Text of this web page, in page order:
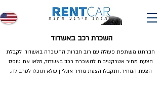
השכרת רכב באשדוד
חברתנו משתפת פעולה עם רוב חברות ההשכרה באשדוד. לקבלת
הצעת מחיר אטרקטיבית להשכרת רכב באשדוד, מלאו את טופס
הצעת המחיר, ותקבלו הצעת מחיר אונליין שלא תוכלו לסרב לה.